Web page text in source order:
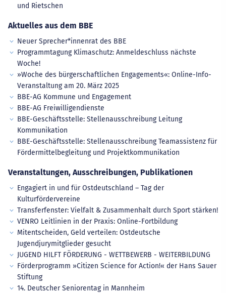
und Rietschen
Aktuelles aus dem BBE
Neuer Sprecher*innenrat des BBE
Programmtagung Klimaschutz: Anmeldeschluss nächste
Woche!
»Woche des bürgerschaftlichen Engagements«: Online-Info-
Veranstaltung am 20. März 2025
BBE-AG Kommune und Engagement
BBE-AG Freiwilligendienste
BBE-Geschäftsstelle: Stellenausschreibung Leitung
Kommunikation
BBE-Geschäftsstelle: Stellenausschreibung Teamassistenz für
Fördermittelbegleitung und Projektkommunikation
Veranstaltungen, Ausschreibungen, Publikationen
Engagiert in und für Ostdeutschland – Tag der
Kulturfördervereine
Transferfenster: Vielfalt & Zusammenhalt durch Sport stärken!
VENRO Leitlinien in der Praxis: Online-Fortbildung
Mitentscheiden, Geld verteilen: Ostdeutsche
Jugendjurymitglieder gesucht
JUGEND HILFT FÖRDERUNG - WETTBEWERB - WEITERBILDUNG
Förderprogramm »Citizen Science for Action!« der Hans Sauer
Stiftung
14. Deutscher Seniorentag in Mannheim